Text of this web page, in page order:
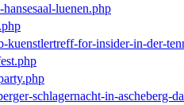
luenen.php
kuenstlertreff-for-insider-in-der-
schlagernacht-in-ascheberg-